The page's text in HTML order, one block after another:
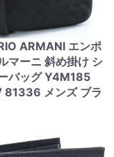
ARMANI エンポ
マーニ 斜め掛け シ
バッグ Y4M185
メンズ ブラ